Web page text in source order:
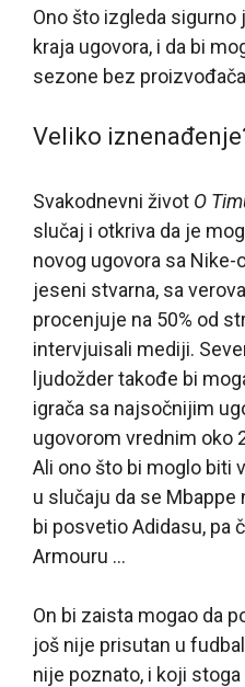
Ono što izgleda sigurno
kraja ugovora, i da bi
sezone bez
Veliko
Svakodnevni život O
slučaj i otkriva da je
novog ugovora sa
jeseni stvarna, sa
procenjuje na 50% od
intervjuisali mediji.
ljudožder takođe bi
igrača sa najsočnijim
ugovorom vrednim oko
Ali ono što bi moglo biti
u slučaju da se Mbappe
bi posvetio Adidasu, pa
Armouru …
On bi zaista mogao da
još nije prisutan u
nije poznato, i koji